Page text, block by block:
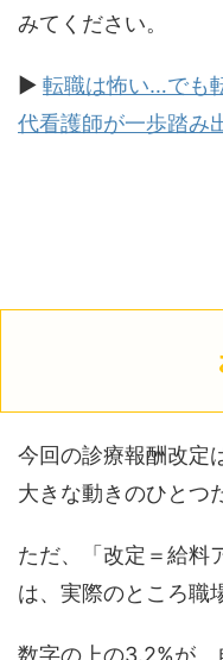
みてください。
▶ 転職は怖い…でも
代看護師が一歩踏み
今回の診療報酬改定
大きな動きのひとつ
ただ、「改定＝給料
は、実際のところ職
数字の上の3.2%が